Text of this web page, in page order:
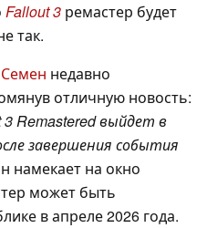
Fallout 3 ремастер будет
так.
недавно
отличную новость:
3 Remastered выйдет в
завершения события
намекает на окно
может быть
в апреле 2026 года.